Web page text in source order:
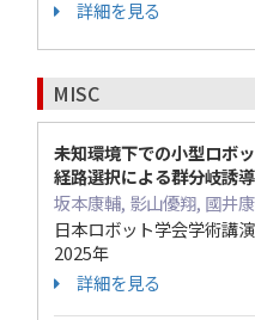
詳細を見る
MISC
未知環境下での小型ロボ
経路選択による群分岐誘
坂本康輔, 影山優翔, 國井
日本ロボット学会学術講
2025年
詳細を見る